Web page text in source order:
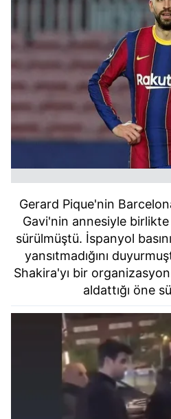
Gerard Pique'nin
Gavi'nin annesiyle
sürülmüştü. İspanyol
yansıtmadığını
Shakira'yı bir
aldattığı öne